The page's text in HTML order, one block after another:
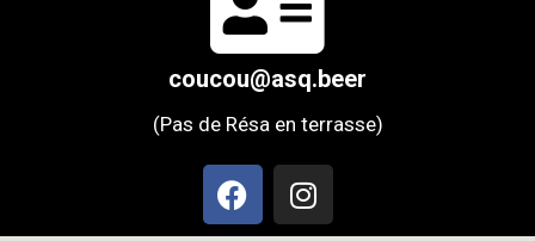
coucou@asq.beer
(Pas de Résa en terrasse)